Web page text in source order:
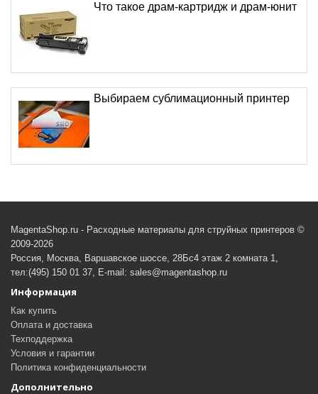
Что такое драм-картридж и драм-юнит
Выбираем сублимационный принтер
MagentaShop.ru - Расходные материалы для струйных принтеров ©
2009-2026
Россия, Москва, Варшавское шоссе, 28Бс4 этаж 2 комната 1,
тел:(495) 150 01 37, E-mail: sales@magentashop.ru
Информация
Как купить
Оплата и доставка
Техподдержка
Условия и гарантии
Политика конфиденциальности
Дополнительно